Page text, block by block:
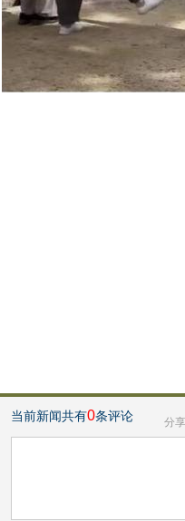
当前新闻共有0条评论 分